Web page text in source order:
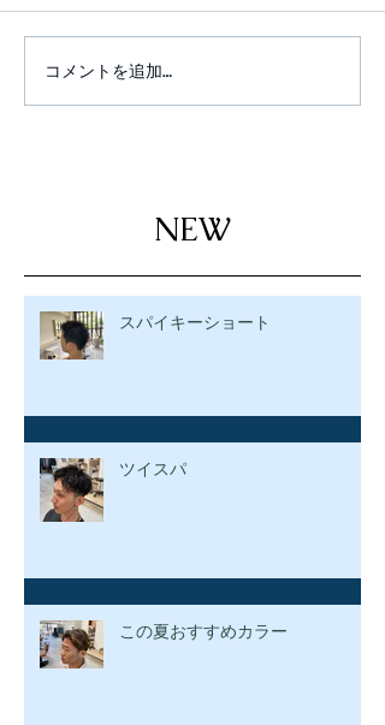
コメントを追加…
NEW
スパイキーショート
ツイスパ
この夏おすすめカラー